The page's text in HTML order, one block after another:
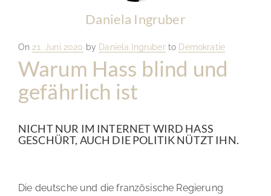
Daniela Ingruber
On Posted
21. Juni 2020 by Daniela Ingruberto Demokratie
Warum Hass blind und
gefährlich ist
NICHT NUR IM INTERNET WIRD HASS
GESCHÜRT, AUCH DIE POLITIK NÜTZT IHN.
Die deutsche und die französische Regierung